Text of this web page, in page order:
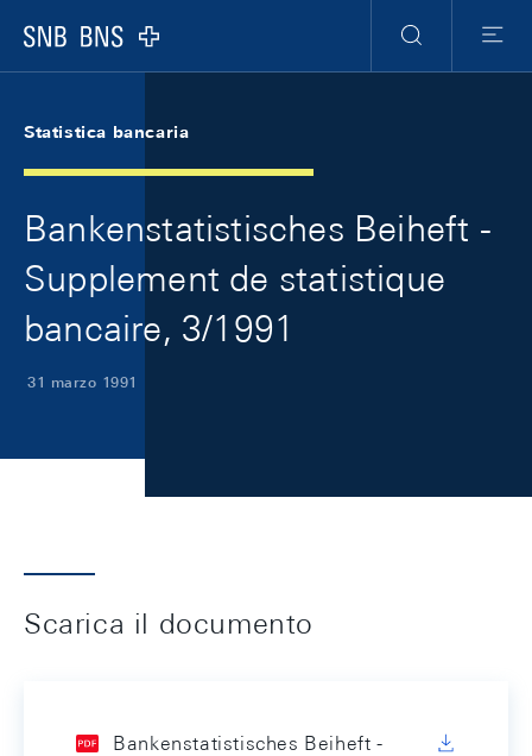
Logo
Ricerca
Menu
Statistica bancaria
Bankenstatistisches Beiheft -
Supplement de statistique
bancaire, 3/1991
31 marzo 1991
Scarica il documento
Bankenstatistisches Beiheft -